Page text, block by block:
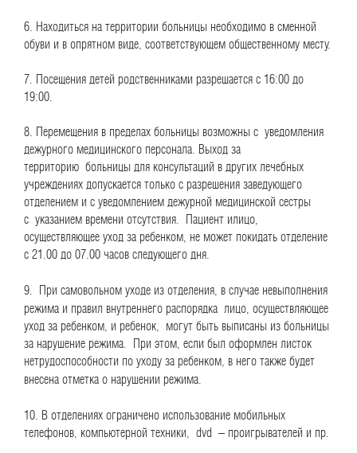
6. Находиться на территории больницы необходимо в сменной
обуви и в опрятном виде, соответствующем общественному месту.
7. Посещения детей родственниками разрешается с 16:00 до
19:00.
8. Перемещения в пределах больницы возможны с уведомления
дежурного медицинского персонала. Выход за
территорию больницы для консультаций в других лечебных
учреждениях допускается только с разрешения заведующего
отделением и с уведомлением дежурной медицинской сестры
с указанием времени отсутствия. Пациент илицо,
осуществляющее уход за ребенком, не может покидать отделение
с 21.00 до 07.00 часов следующего дня.
9. При самовольном уходе из отделения, в случае невыполнения
режима и правил внутреннего распорядка лицо, осуществляющее
уход за ребенком, и ребенок, могут быть выписаны из больницы
за нарушение режима. При этом, если был оформлен листок
нетрудоспособности по уходу за ребенком, в него также будет
внесена отметка о нарушении режима.
10. В отделениях ограничено использование мобильных
телефонов, компьютерной техники, dvd – проигрывателей и пр.